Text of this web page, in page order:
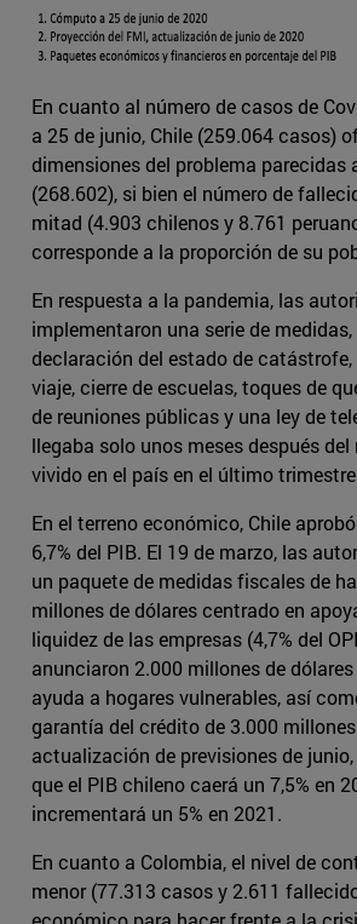
En cuanto al número de casos de
a 25 de junio, Chile (259.064 casos)
dimensiones del problema parecidas
(268.602), si bien el número de
mitad (4.903 chilenos y 8.761
corresponde a la proporción de su
En respuesta a la pandemia, las
implementaron una serie de
declaración del estado de
viaje, cierre de escuelas, toques de
de reuniones públicas y una ley de
llegaba solo unos meses después
vivido en el país en el último
En el terreno económico, Chile
6,7% del PIB. El 19 de marzo, las
un paquete de medidas fiscales de
millones de dólares centrado en
liquidez de las empresas (4,7% del
anunciaron 2.000 millones de
ayuda a hogares vulnerables, así
garantía del crédito de 3.000 millones
actualización de previsiones de
que el PIB chileno caerá un 7,5% en
incrementará un 5% en 2021.
En cuanto a Colombia, el nivel de
menor (77.313 casos y 2.611